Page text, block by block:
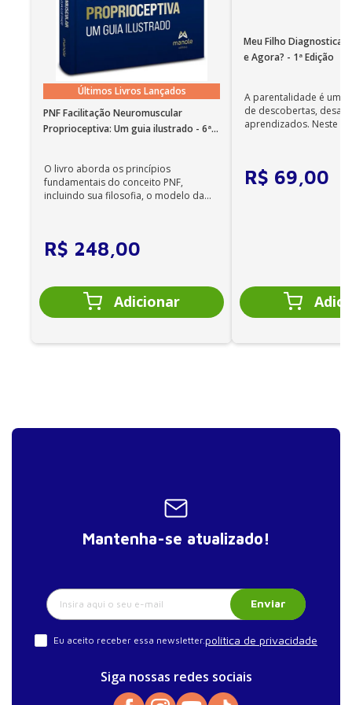
Últimos Livros Lançados
PNF Facilitação Neuromuscular
Proprioceptiva: Um guia ilustrado - 6ª
O livro aborda os princípios
fundamentais do conceito PNF,
incluindo sua filosofia, o modelo da
R$ 248,00
Meu Filho
e Agora? - 1ª Edição
A parentalidade é uma
de descobertas,
aprendizados. Neste
R$ 69,00
Mantenha-se atualizado!
Enviar
Eu aceito receber essa newsletter. política de privacidade
Siga nossas redes sociais